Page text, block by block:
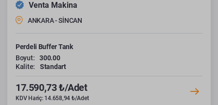
Venta Makina
ANKARA - SİNCAN
Perdeli Buffer Tank
Boyut:
300.00
Kalite:
Standart
17.590,73 ₺/Adet
KDV Hariç: 14.658,94 ₺/Adet